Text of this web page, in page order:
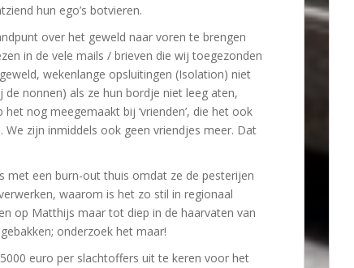
hun ego’s botvieren.
over het geweld naar voren te brengen
in de vele mails / brieven die wij toegezonden
wekenlange opsluitingen (Isolation) niet
nonnen) als ze hun bordje niet leeg aten,
nog meegemaakt bij ‘vrienden’, die het ook
zijn inmiddels ook geen vriendjes meer. Dat
met een burn-out thuis omdat ze de pesterijen
waarom is het zo stil in regionaal
op Matthijs maar tot diep in de haarvaten van
onderzoek het maar!
euro per slachtoffers uit te keren voor het